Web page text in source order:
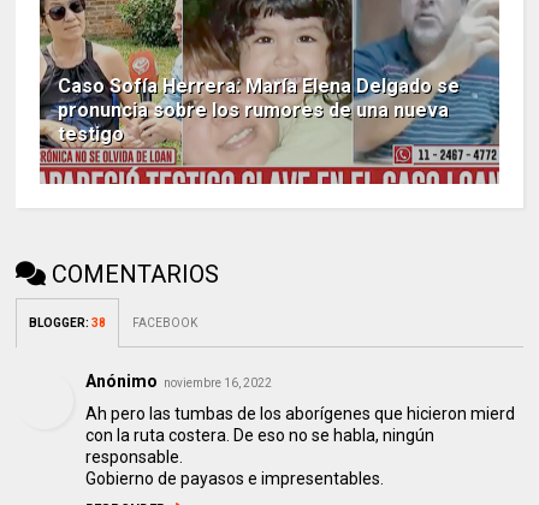
Caso Sofía Herrera: María Elena Delgado se
pronuncia sobre los rumores de una nueva
testigo
COMENTARIOS
BLOGGER:38 FACEBOOK
Anónimo noviembre 16, 2022
Ah pero las tumbas de los aborígenes que hicieron mierd
con la ruta costera. De eso no se habla, ningún
responsable.
Gobierno de payasos e impresentables.